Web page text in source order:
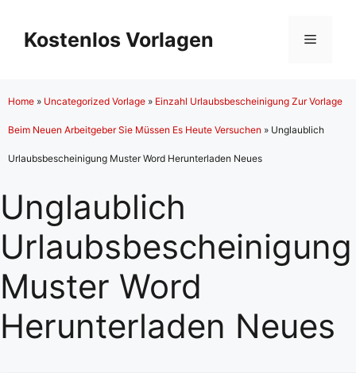
Inhalt
springen
Kostenlos Vorlagen Menü
Home » Uncategorized Vorlage » Einzahl Urlaubsbescheinigung Zur Vorlage
Beim Neuen Arbeitgeber Sie Müssen Es Heute Versuchen » Unglaublich
Urlaubsbescheinigung Muster Word Herunterladen Neues
Unglaublich
Urlaubsbescheinigung
Muster Word
Herunterladen Neues